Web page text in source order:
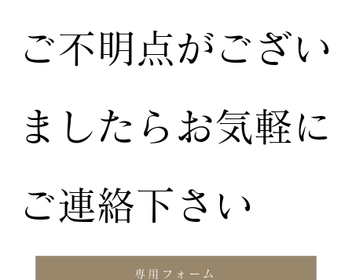
専用フォーム
ご不明点がござい
ましたらお気軽に
ご連絡下さい